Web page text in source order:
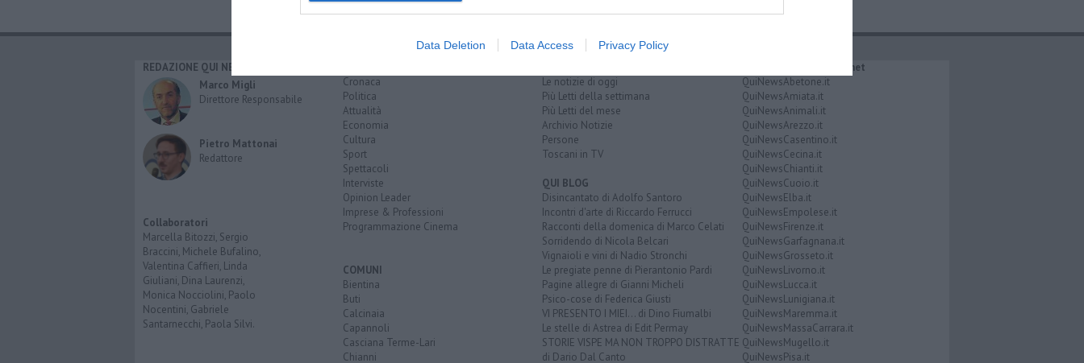
Data Deletion Data Access Privacy Policy
REDAZIONE QUI NEWS
Marco Migli
Direttore Responsabile
Pietro Mattonai
Redattore
Collaboratori
Marcella Bitozzi, Sergio
Braccini, Michele Bufalino,
Valentina Caffieri, Linda
Giuliani, Dina Laurenzi,
Monica Nocciolini, Paolo
Nocentini, Gabriele
Santarnecchi, Paola Silvi.
Cronaca
Politica
Attualità
Economia
Cultura
Sport
Spettacoli
Interviste
Opinion Leader
Imprese & Professioni
Programmazione Cinema
COMUNI
Bientina
Buti
Calcinaia
Capannoli
Casciana Terme-Lari
Chianni
Le notizie di oggi
Più Letti della settimana
Più Letti del mese
Archivio Notizie
Persone
Toscani in TV
QUI BLOG
Disincantato di Adolfo Santoro
Incontri d'arte di Riccardo Ferrucci
Racconti della domenica di Marco Celati
Sorridendo di Nicola Belcari
Vignaioli e vini di Nadio Stronchi
Le pregiate penne di Pierantonio Pardi
Pagine allegre di Gianni Micheli
Psico-cose di Federica Giusti
VI PRESENTO I MIEI... di Dino Fiumalbi
Le stelle di Astrea di Edit Permay
STORIE VISPE MA NON TROPPO DISTRATTE
di Dario Dal Canto
IL NETWORK QuiNews.net
QuiNewsAbetone.it
QuiNewsAmiata.it
QuiNewsAnimali.it
QuiNewsArezzo.it
QuiNewsCasentino.it
QuiNewsCecina.it
QuiNewsChianti.it
QuiNewsCuoio.it
QuiNewsElba.it
QuiNewsEmpolese.it
QuiNewsFirenze.it
QuiNewsGarfagnana.it
QuiNewsGrosseto.it
QuiNewsLivorno.it
QuiNewsLucca.it
QuiNewsLunigiana.it
QuiNewsMaremma.it
QuiNewsMassaCarrara.it
QuiNewsMugello.it
QuiNewsPisa.it